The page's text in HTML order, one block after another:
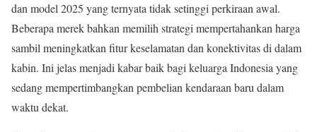
dan model 2025 yang ternyata tidak setinggi perkiraan awal.
Beberapa merek bahkan memilih strategi mempertahankan harga
sambil meningkatkan fitur keselamatan dan konektivitas di dalam
kabin. Ini jelas menjadi kabar baik bagi keluarga Indonesia yang
sedang mempertimbangkan pembelian kendaraan baru dalam
waktu dekat.